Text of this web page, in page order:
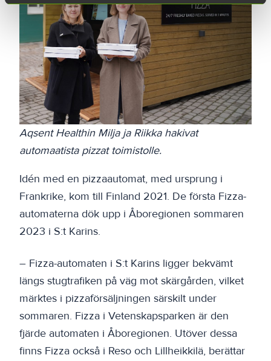
Aqsent Healthin Milja ja Riikka hakivat
automaatista pizzat toimistolle.
Idén med en pizzaautomat, med ursprung i
Frankrike, kom till Finland 2021. De första Fizza-
automaterna dök upp i Åboregionen sommaren
2023 i S:t Karins.
– Fizza-automaten i S:t Karins ligger bekvämt
längs stugtrafiken på väg mot skärgården, vilket
märktes i pizzaförsäljningen särskilt under
sommaren. Fizza i Vetenskapsparken är den
fjärde automaten i Åboregionen. Utöver dessa
finns Fizza också i Reso och Lillheikkilä, berättar